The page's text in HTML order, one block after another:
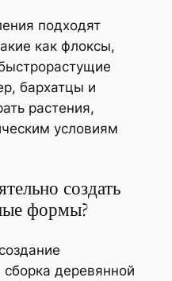
подходят
как флоксы,
бархатцы и
растения,
условиям
создать
формы?
деревянной